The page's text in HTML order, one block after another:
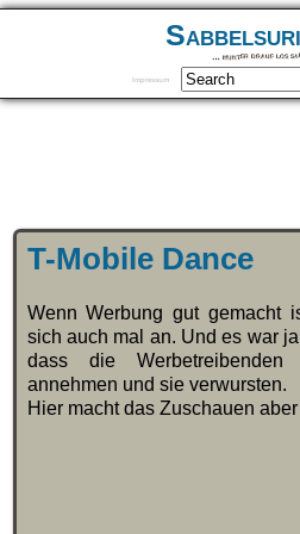
… munter drauf los
Impressum
T-Mobile Dance
Wenn Werbung gut gemacht
sich auch mal an. Und es war
dass die
annehmen und sie verwursten.
Hier macht das Zuschauen